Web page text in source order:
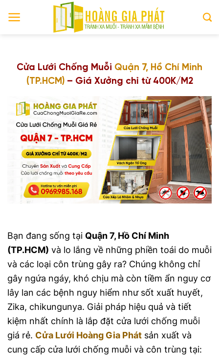
Cửa Lưới Chống Muỗi Quận 7, Hồ Chí Minh
(TP.HCM)– Giá Xưởng chỉ từ 400K/M2
Bạn đang sống tại Quận 7, Hồ Chí Minh
(TP.HCM) và lo lắng về những phiền toái do muỗi
và các loại côn trùng gây ra? Chúng không chỉ
gây ngứa ngáy, khó chịu mà còn tiềm ẩn nguy cơ
lây lan các bệnh nguy hiểm như sốt xuất huyết,
Zika, chikungunya. Giải pháp hiệu quả và tiết
kiệm nhất chính là lắp đặt cửa lưới chống muỗi
giá rẻ. Cửa Lưới Hoàng Gia Phát sản xuất và
cung cấp cửa lưới chống muỗi và côn trùng tại: